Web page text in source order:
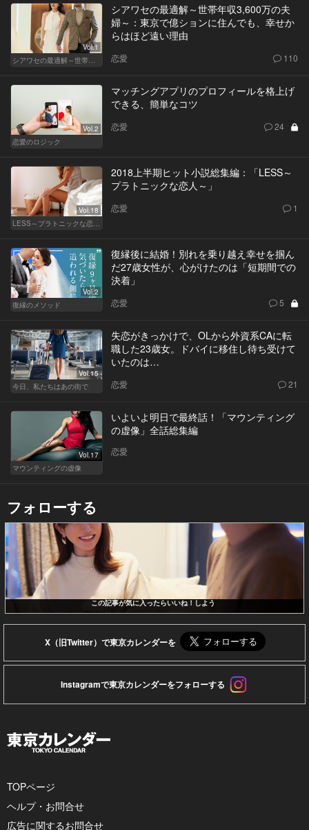
Vol.1
シアワセの最適解～世帯年収3,600万の夫
婦～：東京で億ションに住んでも、幸せか
らはほど遠い理由
恋愛 110
Vol.2
恋愛のロジック
マッチングアプリのプロフィールを格上げ
できる、簡単なコツ
恋愛 24
Vol.18
2018上半期ヒット小説総集編：「LESS～
プラトニックな恋人～」
恋愛 1
Vol.2
復縁のメソッド
復縁後に結婚！別れを乗り越え幸せを掴ん
だ27歳女性が、心がけたのは「短期間での
決着」
恋愛 5
Vol.15
今日、私たちはあの街で
失恋がきっかけで、OLから外資系CAに転
職した23歳女。ドバイに移住し待ち受けて
いたのは…
恋愛 21
Vol.17
マウンティングの虚像
いよいよ明日で最終話！「マウンティング
の虚像」全話総集編
恋愛
フォローする
この記事が気に入ったらいいね！しよう
X（旧Twitter）で東京カレンダーを
Instagramで東京カレンダーをフォローする
TOPページ
ヘルプ・お問合せ
広告に関するお問合せ